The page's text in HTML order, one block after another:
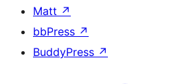
Matt ↗
bbPress ↗
BuddyPress ↗